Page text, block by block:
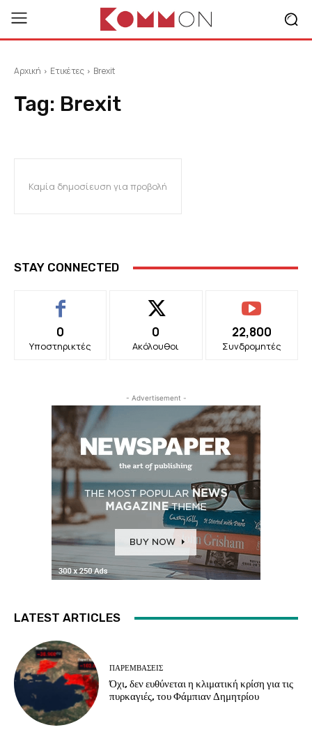
Αρχική Ετικέτες Brexit
Tag: Brexit
Καμία δημοσίευση για προβολή
STAY CONNECTED
0
Υποστηρικτές
0
Ακόλουθοι
22,800
Συνδρομητές
- Advertisement -
LATEST ARTICLES
ΠΑΡΕΜΒΑΣΕΙΣ
Όχι, δεν ευθύνεται η κλιματική κρίση για τις
πυρκαγιές, του Φάμπιαν Δημητρίου